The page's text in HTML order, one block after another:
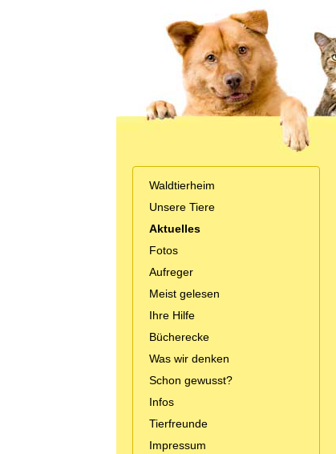
Waldtierheim
Unsere Tiere
Aktuelles
Fotos
Aufreger
Meist gelesen
Ihre Hilfe
Bücherecke
Was wir denken
Schon gewusst?
Infos
Tierfreunde
Impressum